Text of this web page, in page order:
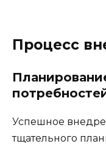
Процесс
Успешное
тщательного